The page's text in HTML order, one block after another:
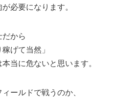
必要になります。
だから
げて当然」
当に危ないと思います。
ールドで戦うのか、